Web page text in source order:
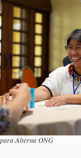
Alterna ONG